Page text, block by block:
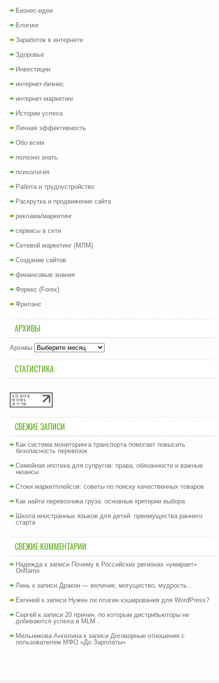
Бизнес-идеи
Блогинг
Заработок в интернете
Здоровье
Инвестиции
интернет-бизнес
интернет-маркетинг
Истории успеха
Личная эффективность
Обо всем
полезно знать
психология
Работа и трудоустройство
Раскрутка и продвижение сайта
реклама/маркетинг
сервисы в сети
Сетевой маркетинг (МЛМ)
Создание сайтов
финансовые знания
Форекс (Forex)
Фриланс
АРХИВЫ
Архивы
СТАТИСТИКА:
СВЕЖИЕ ЗАПИСИ
Как система мониторинга транспорта помогает повысить
безопасность перевозок
Семейная ипотека для супругов: права, обязанности и важные
нюансы
Стоки маркетплейсов: советы по поиску качественных товаров
Как найти перевозчика груза: основные критерии выбора
Школа иностранных языков для детей: преимущества раннего
старта
СВЕЖИЕ КОММЕНТАРИИ
Надеждак записи Почему в Российских регионах «умирает»
Oriflame
Линь к записи Дракон — величие, могущество, мудрость…
Евгений к записи Нужен ли плагин кэширования для WordPress?
Сергей к записи 20 причин, по которым дистрибьюторы не
добиваются успеха в MLM .
Мельникова Ангелинак записи Договорные отношения с
пользователем МФО «До Зарплаты»